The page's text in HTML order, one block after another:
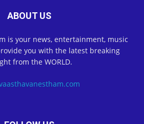
ABOUT US
is your news, entertainment, music
you with the latest breaking
from the WORLD.